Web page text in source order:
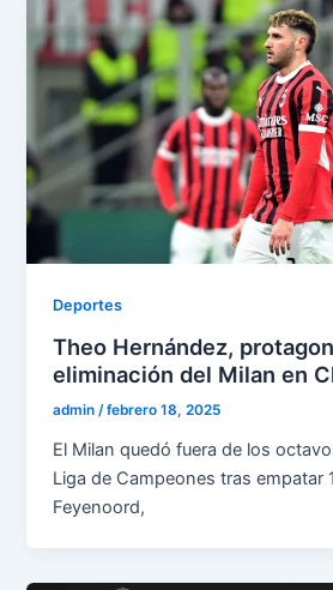
Deportes
Theo Hernández,
eliminación del Milan en
admin/febrero 18, 2025
El Milan quedó fuera de los
Liga de Campeones tras empatar
Feyenoord,